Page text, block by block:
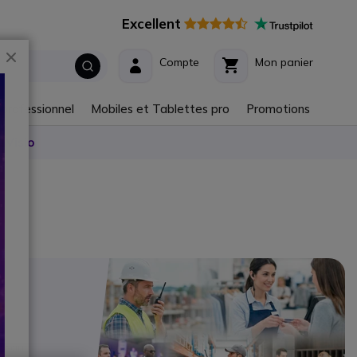
Excellent
Mon panier
Compte
Mobiles et Tablettes pro Promotions
Visio